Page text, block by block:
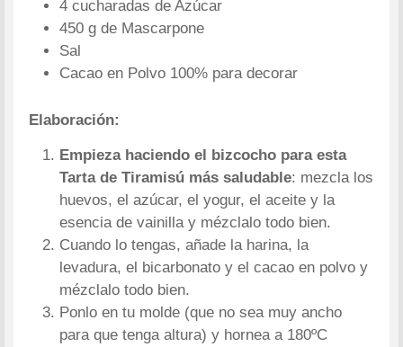
4 cucharadas de Azúcar
450 g de Mascarpone
Sal
Cacao en Polvo 100% para decorar
Elaboración:
Empieza haciendo el bizcocho para esta
Tarta de Tiramisú más saludable: mezcla los
huevos, el azúcar, el yogur, el aceite y la
esencia de vainilla y mézclalo todo bien.
Cuando lo tengas, añade la harina, la
levadura, el bicarbonato y el cacao en polvo y
mézclalo todo bien.
Ponlo en tu molde (que no sea muy ancho
para que tenga altura) y hornea a 180ºC